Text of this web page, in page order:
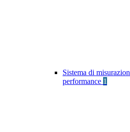
Sistema di
performance 1